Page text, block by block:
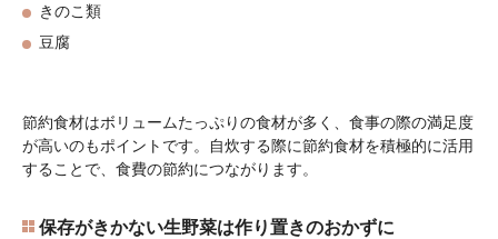
きのこ類
豆腐
節約食材はボリュームたっぷりの食材が多く、食事の際の満足度
が高いのもポイントです。自炊する際に節約食材を積極的に活用
することで、食費の節約につながります。
保存がきかない生野菜は作り置きのおかずに